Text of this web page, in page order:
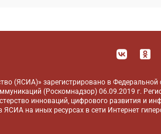
(ЯСИА)» зарегистрировано в Федеральной
(Роскомнадзор) 06.09.2019 г.
инноваций, цифрового развития и
на иных ресурсах в сети Интернет